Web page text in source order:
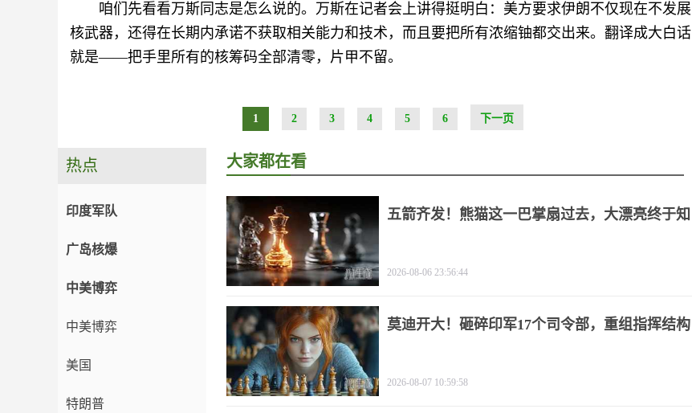
咱们先看看万斯同志是怎么说的。万斯在记者会上讲得挺明白：美方要求伊朗不仅现在不发展
核武器，还得在长期内承诺不获取相关能力和技术，而且要把所有浓缩铀都交出来。翻译成大白话
就是——把手里所有的核筹码全部清零，片甲不留。
1 2 3 4 5 6 下一页
热点
印度军队
广岛核爆
中美博弈
中美博弈
美国
特朗普
大家都在看
五箭齐发！熊猫这一巴掌扇过去，大漂亮终于知
2026-08-06 23:56:44
莫迪开大！砸碎印军17个司令部，重组指挥结构
2026-08-07 10:59:58